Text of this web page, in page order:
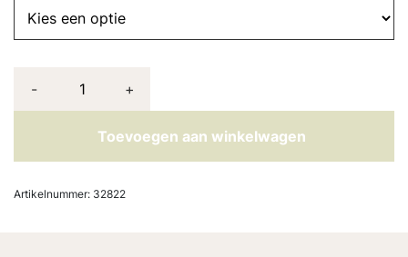
- +
Toevoegen aan winkelwagen
Artikelnummer: 32822